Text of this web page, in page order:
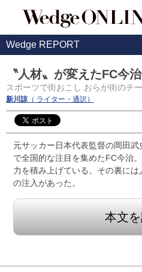
Wedge REPORT
〝人材〟が変えたFC今
スポーツで街おこし おらが街のチ
新川諒 （ ライター・通訳）
元サッカー日本代表監督の岡田
で全国的な注目を集めたFC今治
力を積み上げている。その裏に
の注入があった。
本文